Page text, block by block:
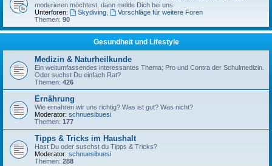
moderieren möchtest, dann melde Dich bei uns.
Unterforen:
Skydiving,
Vorschläge für weitere Foren
Themen: 90
Gesundheit und Lifestyle
Medizin & Naturheilkunde
Ein weitumfassendes interessantes Thema; Pro und Contra der Schulmedizin.
Oder suchst Du einfach Rat?
Themen: 426
Ernährung
Wie ernähren wir uns richtig? Was ist gut? Was nicht?
Moderator: schnuesibuesi
Themen: 177
Tipps & Tricks im Haushalt
Hast Du oder suschst du Tipps & Tricks?
Moderator: schnuesibuesi
Themen: 288